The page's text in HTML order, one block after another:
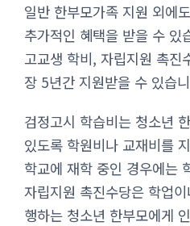
일반 한부모가족 지원 외에
추가적인 혜택을 받을 수 있
고교생 학비, 자립지원 촉진
장 5년간 지원받을 수 있습
검정고시 학습비는 청소년
있도록 학원비나 교재비를
학교에 재학 중인 경우에는
자립지원 촉진수당은 학업
행하는 청소년 한부모에게